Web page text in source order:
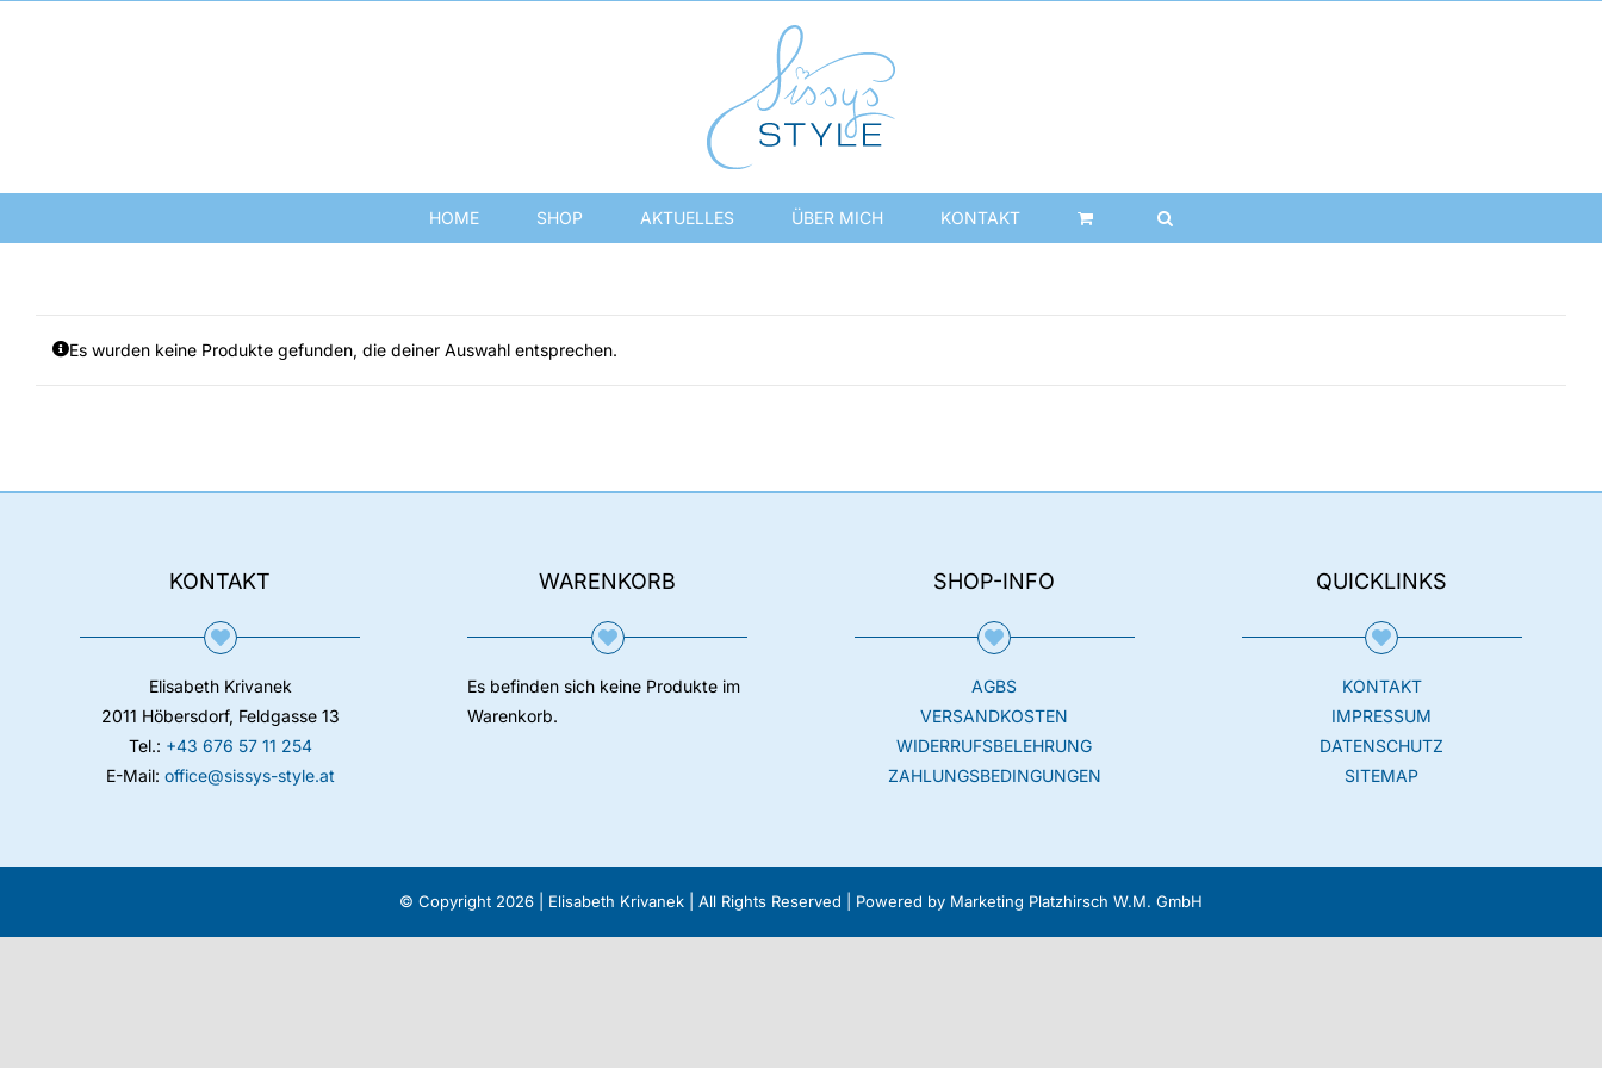
HOME SHOP AKTUELLES ÜBER MICH KONTAKT
Es wurden keine Produkte gefunden, die deiner Auswahl entsprechen.
KONTAKT
Elisabeth Krivanek
2011 Höbersdorf, Feldgasse 13
Tel.: +43 676 57 11 254
E-Mail: office@sissys-style.at
WARENKORB
Es befinden sich keine Produkte im
Warenkorb.
SHOP-INFO
AGBS
VERSANDKOSTEN
WIDERRUFSBELEHRUNG
ZAHLUNGSBEDINGUNGEN
QUICKLINKS
KONTAKT
IMPRESSUM
DATENSCHUTZ
SITEMAP
© Copyright 2026 | Elisabeth Krivanek | All Rights Reserved | Powered by Marketing Platzhirsch W.M. GmbH